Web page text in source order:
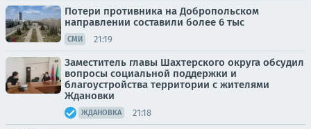
Потери противника на Добропольском
направлении составили более 6 тыс
СМИ 21:19
Заместитель главы Шахтерского округа обсудил
вопросы социальной поддержки и
благоустройства территории с жителями
Ждановки
ЖДАНОВКА 21:18